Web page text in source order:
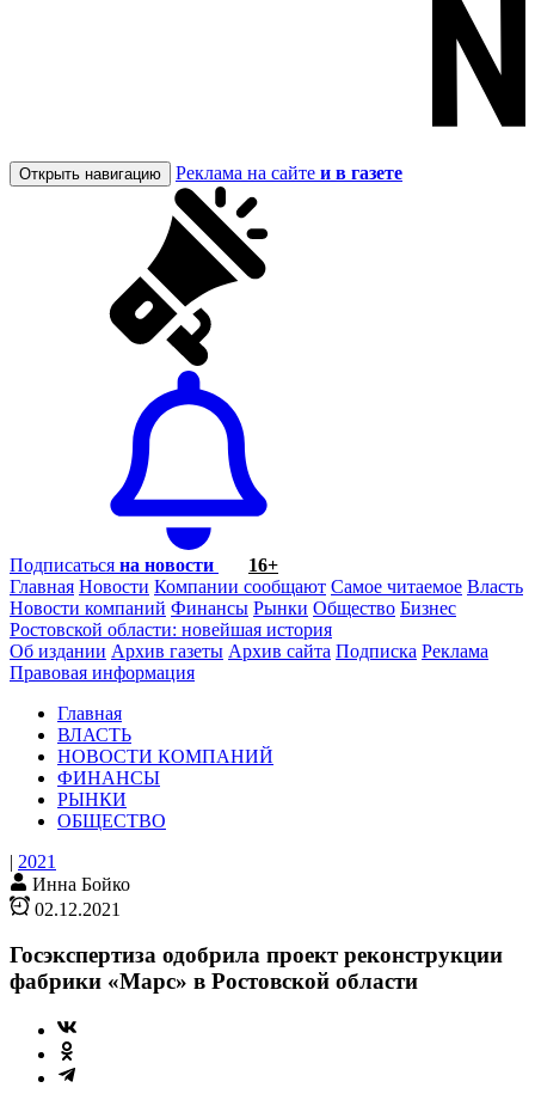
Открыть навигацию Реклама на сайте и в газете
Подписаться на новости
16+
Главная Новости Компании сообщают Самое читаемое Власть
Новости компаний Финансы Рынки Общество Бизнес
Ростовской области: новейшая история
Об издании Архив газеты Архив сайта Подписка Реклама
Правовая информация
Главная
ВЛАСТЬ
НОВОСТИ КОМПАНИЙ
ФИНАНСЫ
РЫНКИ
ОБЩЕСТВО
| 2021
Инна Бойко
02.12.2021
Госэкспертиза одобрила проект реконструкции
фабрики «Марс» в Ростовской области